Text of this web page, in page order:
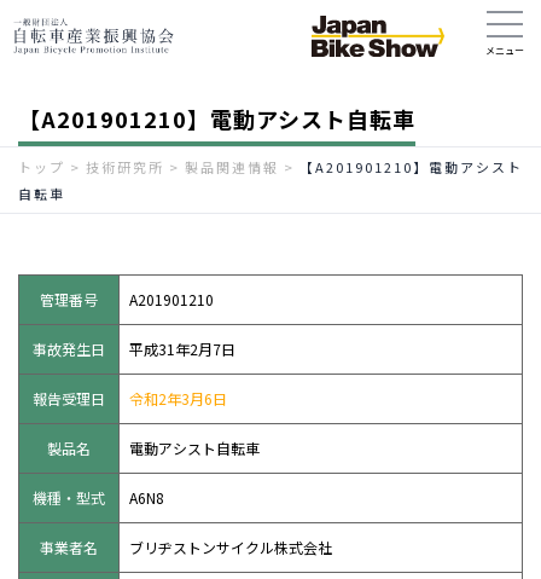
【A201901210】電動アシスト自転車
トップ > 技術研究所 > 製品関連情報 >
【A201901210】電動アシスト
自転車
管理番号 A201901210
事故発生日 平成31年2月7日
報告受理日 令和2年3月6日
製品名 電動アシスト自転車
機種・型式 A6N8
事業者名 ブリヂストンサイクル株式会社